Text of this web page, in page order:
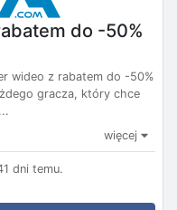
do -50%
wideo z rabatem do -50%
gracza, który chce
więcej
dni temu.